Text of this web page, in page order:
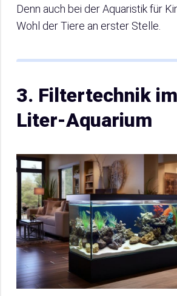
Denn auch bei der Aquaristik für
Wohl der Tiere an erster Stelle.
3. Filtertechnik
Liter-Aquarium